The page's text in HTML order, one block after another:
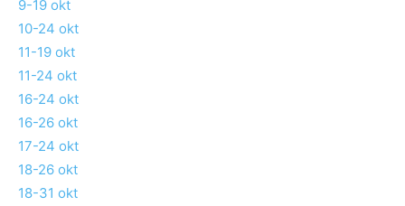
9-19 okt
10-24 okt
11-19 okt
11-24 okt
16-24 okt
16-26 okt
17-24 okt
18-26 okt
18-31 okt